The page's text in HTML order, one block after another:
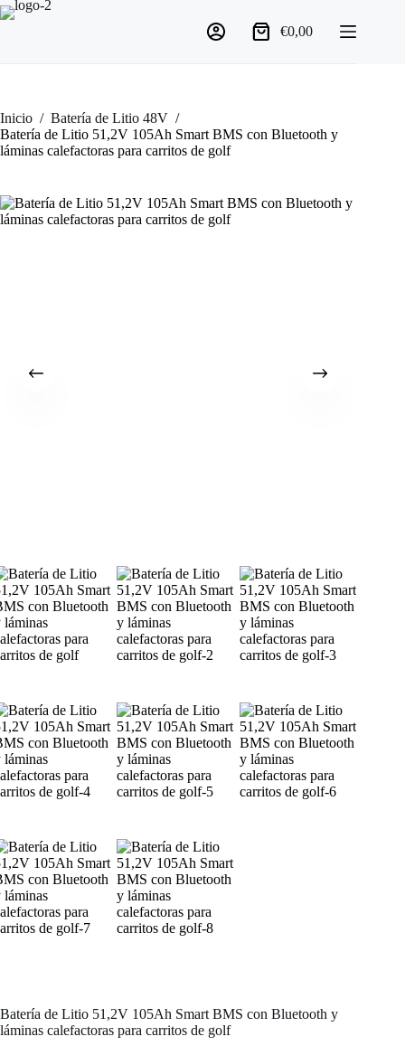
€0,00
Inicio / Batería de Litio 48V /
Batería de Litio 51,2V 105Ah Smart BMS con Bluetooth y
láminas calefactoras para carritos de golf
Batería de Litio 51,2V 105Ah Smart BMS con Bluetooth y
láminas calefactoras para carritos de golf